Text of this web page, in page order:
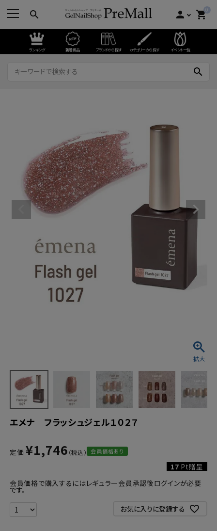
search person 0
shopping_cart
ランキング 新着商品 ブランドから探す カテゴリーから探す イベント一覧
search
エメナ フラッシュジェル１０２７
定価 ¥1,746 会員価格あり
17 Pt贈呈
会員価格で購入するにはレギュラー会員承認後ログインが必要
です。
お気に入りに登録する